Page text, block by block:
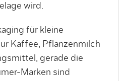
wird.
für kleine
Kaffee, Pflanzenmilch
gerade die
Marken sind